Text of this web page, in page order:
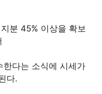
분 45% 이상을 확보
한다는 소식에 시세가
다.